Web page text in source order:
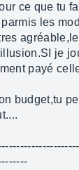
ce que tu
les
je
payé
budget,tu